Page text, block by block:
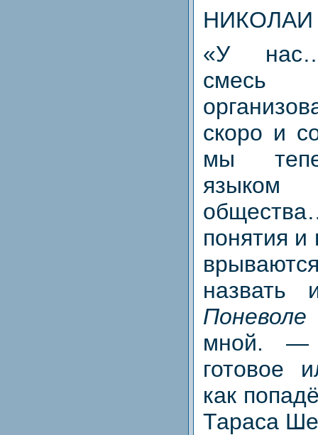
«У нас…
смесь
скоро и
мы
языком
понятия
Поневоле
мной.
готовое
как
Тараса